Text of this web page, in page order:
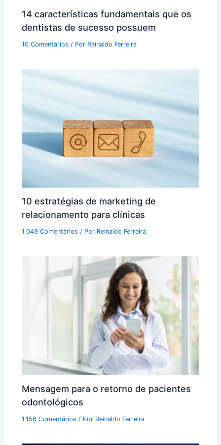
14 características fundamentais que os
dentistas de sucesso possuem
10 Comentários / Por Reinaldo Ferreira
10 estratégias de marketing de
relacionamento para clínicas
1.049 Comentários / Por Reinaldo Ferreira
Mensagem para o retorno de pacientes
odontológicos
1.156 Comentários / Por Reinaldo Ferreira